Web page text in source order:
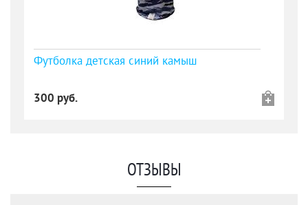
Футболка детская синий камыш
300 руб.
ОТЗЫВЫ